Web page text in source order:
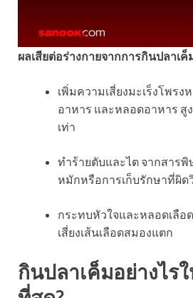
ผลเสียต่อร่างกายจากการกินปลาเค็
เพิ่มความเสี่ยงมะเร็งโพรง
อาหาร และหลอดอาหาร สู
เท่า
ทำร้ายตับและไต จากสาร
หมักหรือการเก็บรักษาที่ผิด
กระทบหัวใจและหลอดเลือ
เสี่ยงเส้นเลือดสมองแตก
กินปลาเค็มอย่างไร